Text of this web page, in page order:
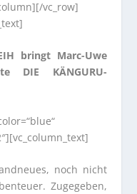
vc_row]
bringt Marc-Uwe
DIE KÄNGURU-
noch nicht
Zugegeben,